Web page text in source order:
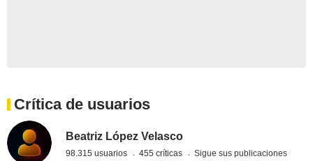
Crítica de usuarios
Beatriz López Velasco
98.315 usuarios 455 críticas Sigue sus publicaciones